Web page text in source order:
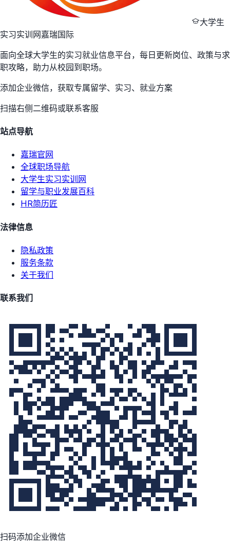
大学生
实习实训网嘉瑞国际
面向全球大学生的实习就业信息平台，每日更新岗位、政策与求
职攻略，助力从校园到职场。
添加企业微信，获取专属留学、实习、就业方案
扫描右侧二维码或联系客服
站点导航
嘉瑞官网
全球职场导航
大学生实习实训网
留学与职业发展百科
HR简历匠
法律信息
隐私政策
服务条款
关于我们
联系我们
扫码添加企业微信